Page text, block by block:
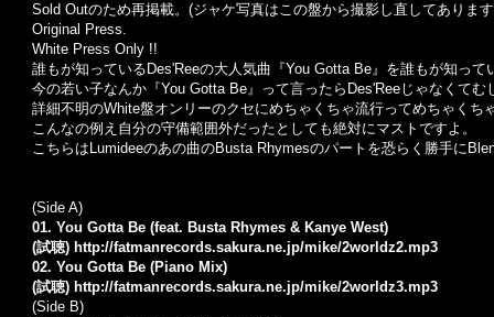
Sold Outのため再掲載。(ジャケ写真はこの盤から撮影し直してありま
Original Press.
White Press Only !!
誰もが知っているDes'Reeの大人気曲『You Gotta Be』を誰もが知っ
今の若い子なんか『You Gotta Be』って言ったらDes'Reeじゃなくてむ
詳細不明のWhite盤オンリーのクセにめちゃくちゃ流行ってめちゃくち
こんなの例え自分の守備範囲外だったとしても絶対にマストですよ。
こちらはLumideeのあの曲のBusta Rhymesのパートを恐らく勝手に
(Side A)
01. You Gotta Be (feat. Busta Rhymes & Kanye West)
(試聴) http://fatmanrecords.sakura.ne.jp/mike/2worldz2.mp3
02. You Gotta Be (Piano Mix)
(試聴) http://fatmanrecords.sakura.ne.jp/mike/2worldz3.mp3
(Side B)